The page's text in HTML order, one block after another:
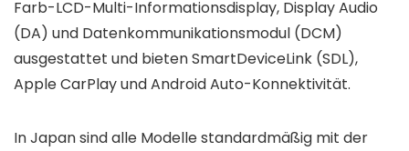
Farb-LCD-Multi-Informationsdisplay, Display Audio
(DA) und Datenkommunikationsmodul (DCM)
ausgestattet und bieten SmartDeviceLink (SDL),
Apple CarPlay und Android Auto-Konnektivität.
In Japan sind alle Modelle standardmäßig mit der